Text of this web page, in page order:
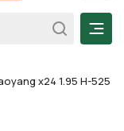
х24 1.95 H-525